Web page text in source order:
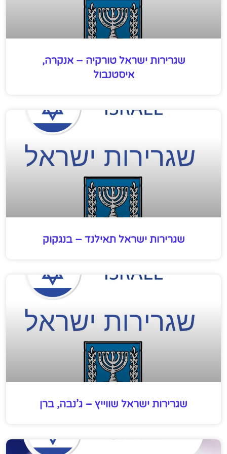
שגרירות ישראל טורקיה – אנקרה,
איסטנבול
שגרירות ישראל תאילנד – בנגקוק
שגרירות ישראל שווייץ – ג’נבה, ברן